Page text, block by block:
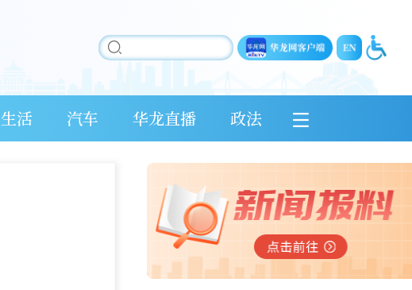
生活 汽车 华龙直播 政法